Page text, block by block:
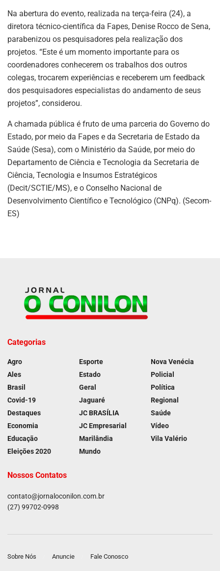
Na abertura do evento, realizada na terça-feira (24), a
diretora técnico-científica da Fapes, Denise Rocco de Sena,
parabenizou os pesquisadores pela realização dos
projetos. “Este é um momento importante para os
coordenadores conhecerem os trabalhos dos outros
colegas, trocarem experiências e receberem um feedback
dos pesquisadores especialistas do andamento de seus
projetos”, considerou.
A chamada pública é fruto de uma parceria do Governo do
Estado, por meio da Fapes e da Secretaria de Estado da
Saúde (Sesa), com o Ministério da Saúde, por meio do
Departamento de Ciência e Tecnologia da Secretaria de
Ciência, Tecnologia e Insumos Estratégicos
(Decit/SCTIE/MS), e o Conselho Nacional de
Desenvolvimento Científico e Tecnológico (CNPq). (Secom-
ES)
Categorias
Agro
Ales
Brasil
Covid-19
Destaques
Economia
Educação
Eleições 2020
Esporte
Estado
Geral
Jaguaré
JC BRASÍLIA
JC Empresarial
Marilândia
Mundo
Nova Venécia
Policial
Política
Regional
Saúde
Vídeo
Vila Valério
Nossos Contatos
contato@jornaloconilon.com.br
(27) 99702-0998
Sobre Nós Anuncie Fale Conosco